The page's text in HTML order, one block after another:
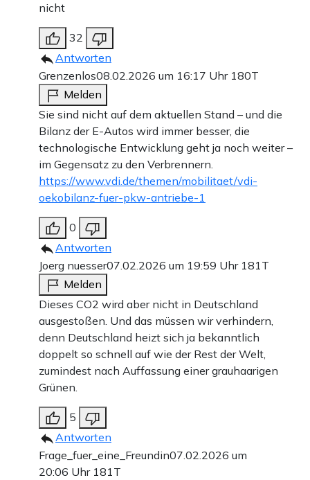
nicht
32
Antworten
Grenzenlos08.02.2026 um 16:17 Uhr 180T
Melden
Sie sind nicht auf dem aktuellen Stand – und die
Bilanz der E-Autos wird immer besser, die
technologische Entwicklung geht ja noch weiter –
im Gegensatz zu den Verbrennern.
https://www.vdi.de/themen/mobilitaet/vdi-
oekobilanz-fuer-pkw-antriebe-1
0
Antworten
Joerg nuesser07.02.2026 um 19:59 Uhr 181T
Melden
Dieses CO2 wird aber nicht in Deutschland
ausgestoßen. Und das müssen wir verhindern,
denn Deutschland heizt sich ja bekanntlich
doppelt so schnell auf wie der Rest der Welt,
zumindest nach Auffassung einer grauhaarigen
Grünen.
5
Antworten
Frage_fuer_eine_Freundin07.02.2026 um
20:06 Uhr 181T